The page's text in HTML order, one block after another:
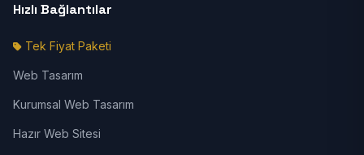
Hızlı Bağlantılar
Tek Fiyat Paketi
Web Tasarım
Kurumsal Web Tasarım
Hazır Web Sitesi